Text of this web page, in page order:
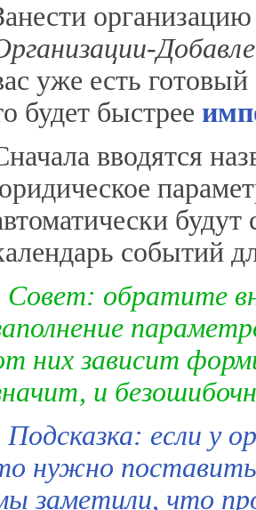
уже есть
будет быстрее
вводятся
событий
Совет: обратите
них зависит
и
Подсказка: если у
нужно
заметили, что